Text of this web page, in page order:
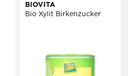
BIOVITA
Bio Xylit Birkenzucker